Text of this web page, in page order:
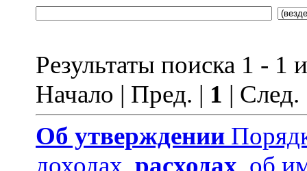
Результаты поиска 1 - 1
Начало | Пред. | 1 |
Об утверждении
доходах, расходах, об